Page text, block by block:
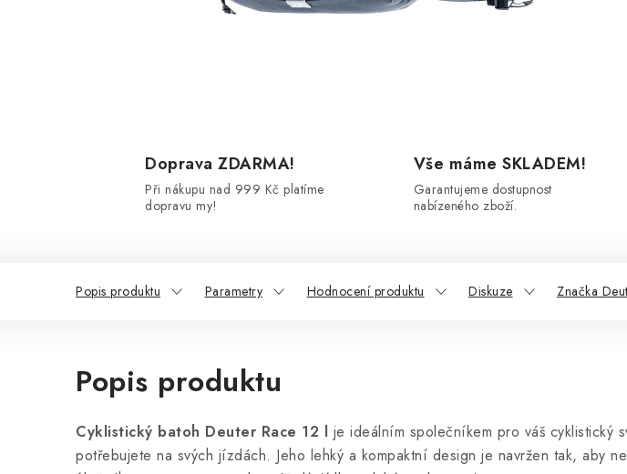
Doprava ZDARMA!
Při nákupu nad 999 Kč platíme
dopravu my!
Vše máme SKLADEM!
Garantujeme dostupnost
nabízeného zboží.
Popis produktu Parametry Hodnocení produktu Diskuze Značka
Popis produktu
Cyklistický batoh Deuter Race 12 l je ideálním společníkem pro váš cyklistický
potřebujete na svých jízdách. Jeho lehký a kompaktní design je navržen tak, aby